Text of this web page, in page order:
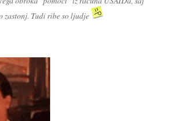
zastonj. Tudi ribe so ljudje